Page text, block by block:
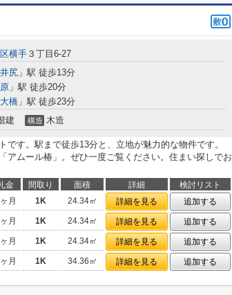
横手 ３丁目6-27
井尻 」駅 徒歩13分
」駅 徒歩20分
大橋 」駅 徒歩23分
建 構造 木造
です。駅まで徒歩13分と、立地が魅力的な物件です。
アムール椿」。ぜひ一度ご覧ください。住まい探しでお
金 間取り 面積 詳細
検討リスト
月 1K 24.34㎡ 詳細を見る
追加する
月 1K 24.34㎡ 詳細を見る
追加する
月 1K 24.34㎡ 詳細を見る
追加する
月 1K 34.36㎡ 詳細を見る 追加する